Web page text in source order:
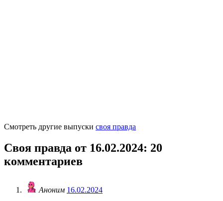
Смотреть другие выпуски своя правда
Своя правда от 16.02.2024: 20
комментариев
Аноним 16.02.2024